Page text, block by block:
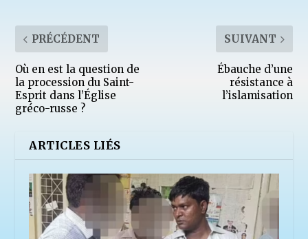
PRÉCÉDENT
Où en est la question de
la procession du Saint-
Esprit dans l’Église
gréco-russe ?
SUIVANT
Ébauche d’une
résistance à
l’islamisation
ARTICLES LIÉS